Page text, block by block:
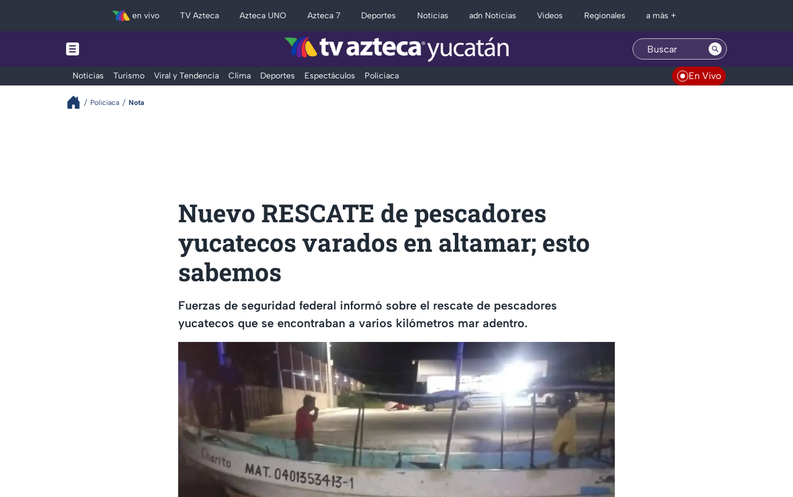
en vivo TV Azteca Azteca UNO Azteca 7 Deportes Noticias adn Noticias Videos Regionales a más +
Noticias Turismo Viral y Tendencia Clima Deportes Espectáculos Policiaca En Vivo
Policiaca Nota
Nuevo RESCATE de pescadores
yucatecos varados en altamar; esto
sabemos
Fuerzas de seguridad federal informó sobre el rescate de pescadores
yucatecos que se encontraban a varios kilómetros mar adentro.